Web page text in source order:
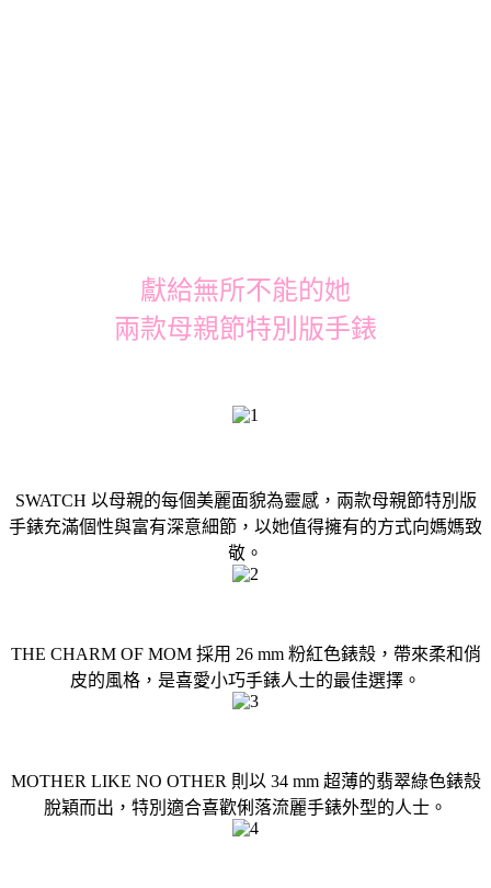
獻給無所不能的她
兩款母親節特別版手錶
SWATCH 以母親的每個美麗面貌為靈感，兩款母親節特別版
手錶充滿個性與富有深意細節，以她值得擁有的方式向媽媽致
敬。
THE CHARM OF MOM 採用 26 mm 粉紅色錶殼，帶來柔和俏
皮的風格，是喜愛小巧手錶人士的最佳選擇。
MOTHER LIKE NO OTHER 則以 34 mm 超薄的翡翠綠色錶殼
脫穎而出，特別適合喜歡俐落流麗手錶外型的人士。